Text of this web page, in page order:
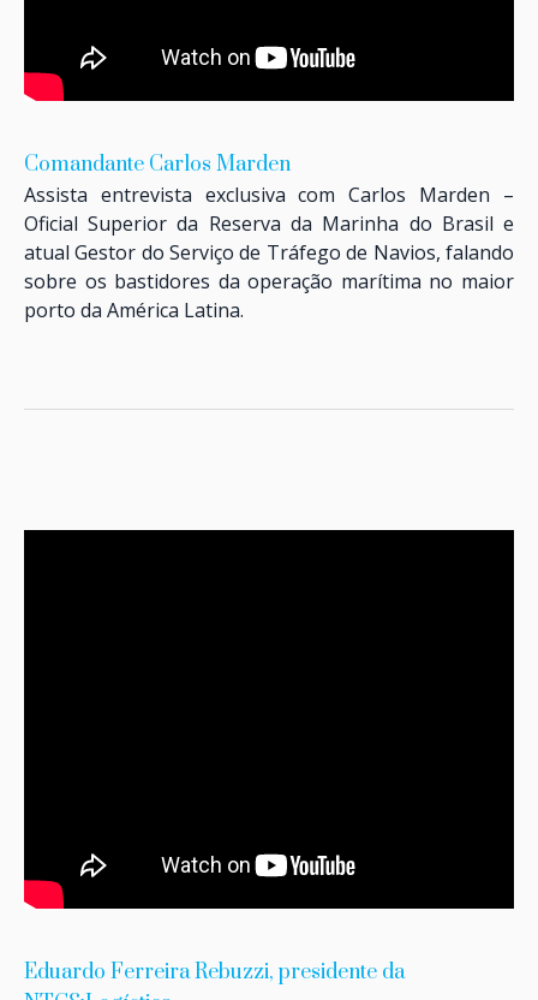
Comandante Carlos Marden
Assista entrevista exclusiva com Carlos Marden –
Oficial Superior da Reserva da Marinha do Brasil e
atual Gestor do Serviço de Tráfego de Navios, falando
sobre os bastidores da operação marítima no maior
porto da América Latina.
Eduardo Ferreira Rebuzzi, presidente da